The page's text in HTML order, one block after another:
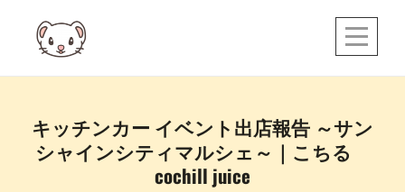
content
キッチンカー イベント出店報告 ～サン
シャインシティマルシェ～｜こちる
cochill juice
投
稿